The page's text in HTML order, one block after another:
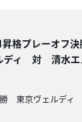
昇格プレーオフ
ディ 対 清水エ
勝 東京ヴェルデ